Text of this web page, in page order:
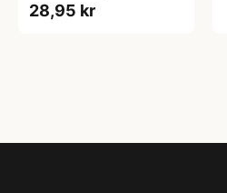
28,95 kr